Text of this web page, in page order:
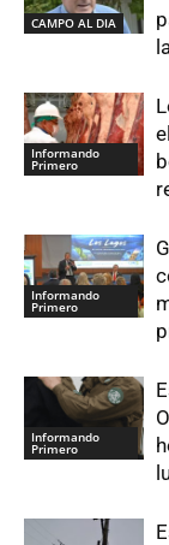
CAMPO AL DIA
Informando
Primero
Informando
Primero
Informando
Primero